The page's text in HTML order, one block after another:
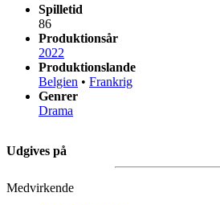
Spilletid
86
Produktionsår
2022
Produktionslande
Belgien • Frankrig
Genrer
Drama
Udgives på
Medvirkende